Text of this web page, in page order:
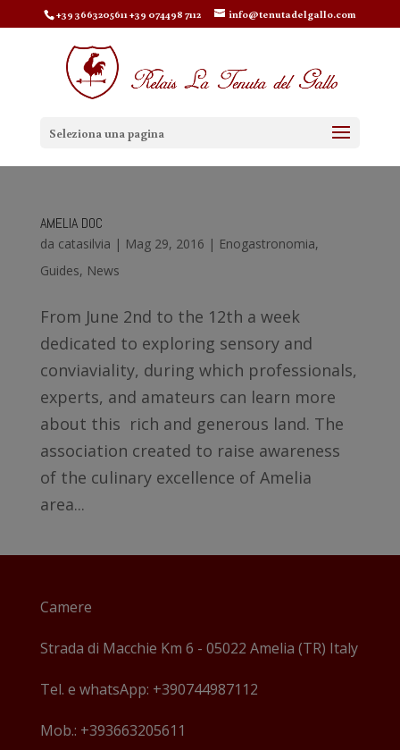
+39 3663205611 +39 074498 7112 info@tenutadelgallo.com
Seleziona una pagina
AMELIA DOC
da catasilvia | Mag 29, 2016 | Enogastronomia,
Guides, News
From June 2nd to the 12th a week
dedicated to exploring sensory and
conviaviality, during which professionals,
experts, and amateurs can learn more
about this rich and generous land. The
association created to raise awareness
of the culinary excellence of Amelia
area...
Camere
Strada di Macchie Km 6 - 05022 Amelia (TR) Italy
Tel. e whatsApp: +390744987112
Mob.: +393663205611